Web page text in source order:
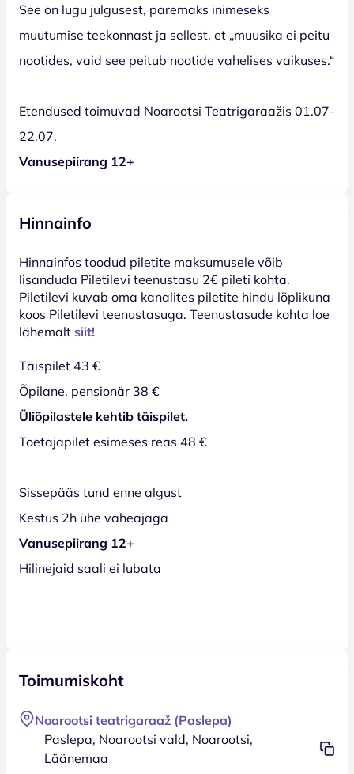
See on lugu julgusest, paremaks inimeseks
muutumise teekonnast ja sellest, et „muusika ei peitu
nootides, vaid see peitub nootide vahelises vaikuses.“
Etendused toimuvad Noarootsi Teatrigaraažis 01.07-
22.07.
Vanusepiirang 12+
Hinnainfo
Hinnainfos toodud piletite maksumusele võib
lisanduda Piletilevi teenustasu 2€ pileti kohta.
Piletilevi kuvab oma kanalites piletite hindu lõplikuna
koos Piletilevi teenustasuga. Teenustasude kohta loe
lähemalt siit!
Täispilet 43 €
Õpilane, pensionär 38 €
Üliõpilastele kehtib täispilet.
Toetajapilet esimeses reas 48 €
Sissepääs tund enne algust
Kestus 2h ühe vaheajaga
Vanusepiirang 12+
Hilinejaid saali ei lubata
Toimumiskoht
Noarootsi teatrigaraaž (Paslepa)
Paslepa, Noarootsi vald, Noarootsi,
Läänemaa